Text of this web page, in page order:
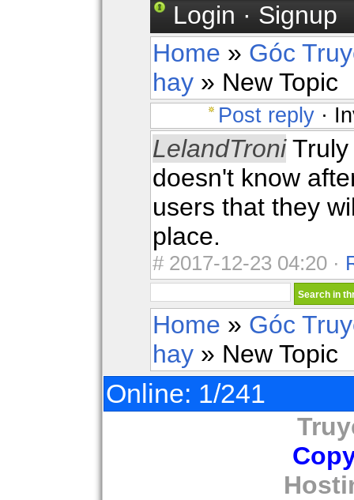
Login · Signup
Home » Góc
hay » New Topic
Post reply ·
LelandTroniTruly
doesn't know
users that they
place.
#2017-12-23 04:20 ·
Home » Góc
hay » New Topic
Online: 1/241